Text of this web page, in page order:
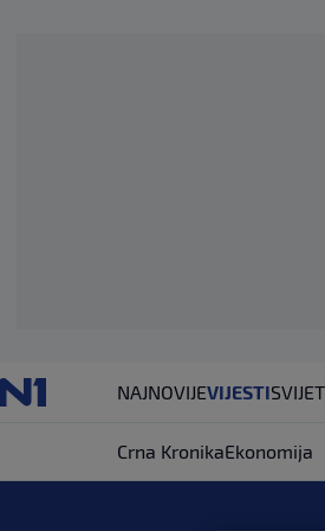
NAJNOVIJEVIJESTISVIJET
Crna KronikaEkonomija